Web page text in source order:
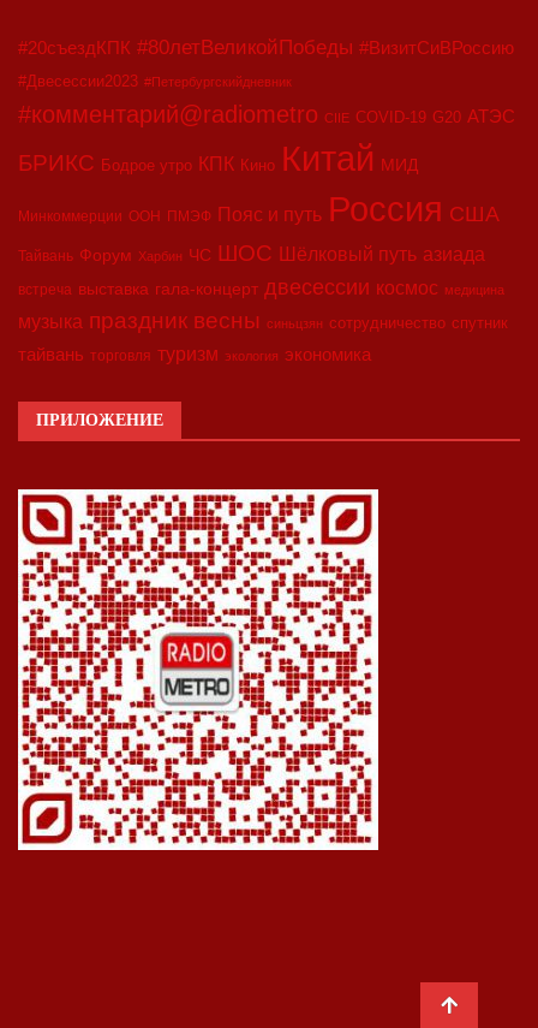
#20съездКПК #80летВеликойПобеды #ВизитСиВРоссию
#Двесессии2023 #Петербургскийдневник
#комментарий@radiometro CIIE COVID-19 G20 АТЭС
БРИКС Бодрое утро КПК Кино Китай МИД
Минкоммерции ООН ПМЭФ Пояс и путь Россия США
Тайвань Форум Харбин ЧС ШОС Шёлковый путь азиада
встреча выставка гала-концерт двесессии космос медицина
музыка праздник весны синьцзян сотрудничество спутник
тайвань торговля туризм экология экономика
ПРИЛОЖЕНИЕ